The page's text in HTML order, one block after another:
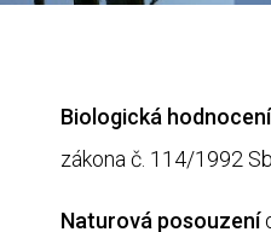
Biologická
zákona č. 114/1992 Sb.
Naturová posouzení